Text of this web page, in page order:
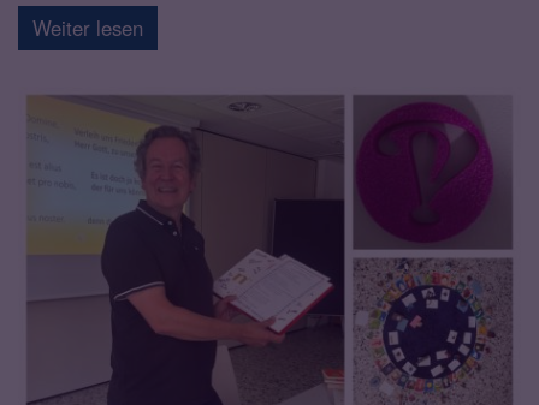
Weiter lesen